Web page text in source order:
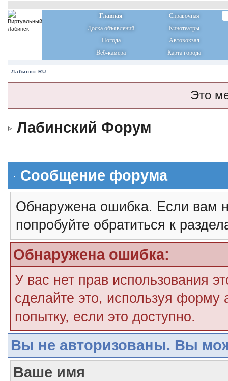
Главная
Справочная
Доска объявлений
Кинотеатры
Погода
Автовокзал
Веб-камера
Карта города
Лабинск.RU
Это
Лабинский Форум
Сообщение форума
Обнаружена ошибка. Если вам
попробуйте обратиться к
Обнаружена ошибка:
У вас нет прав использования
сделайте это, используя форму
попытку, если это доступно.
Вы не авторизованы. Вы
Ваше имя